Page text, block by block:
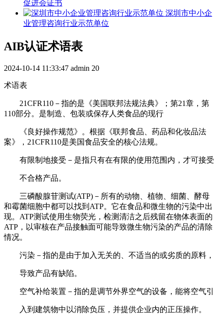
促进会证书
深圳市中小企
业管理咨询行业示范单位
AIB认证术语表
2024-10-14 11:33:47 admin 20
术语表
21CFR110－指的是《美国联邦法规法典》；第21章，第
110部分。是制造、包装或保存人类食品的现行
《良好操作规范》。根据《联邦食品、药品和化妆品法
案》，21CFR110是美国食品安全的核心法规。
有限制地接受－是指只有在有限的使用范围内，才可接受
不合格产品。
三磷酸腺苷测试(ATP)－所有的动物、植物、细菌、酵母
和霉菌细胞中都可以找到ATP。它在食品和微生物的污染中出
现。ATP测试使用生物荧光，检测清洁之后残留在物体表面的
ATP，以审核在产品接触面可能导致微生物污染的产品的清除
情况。
污染－指的是由于加入无关的、不适当的或劣质的原料，
导致产品有缺陷。
空气补给装置－指的是调节外界空气的设备，能将空气引
入到建筑物中以消除负压，并提供企业内的正压操作。